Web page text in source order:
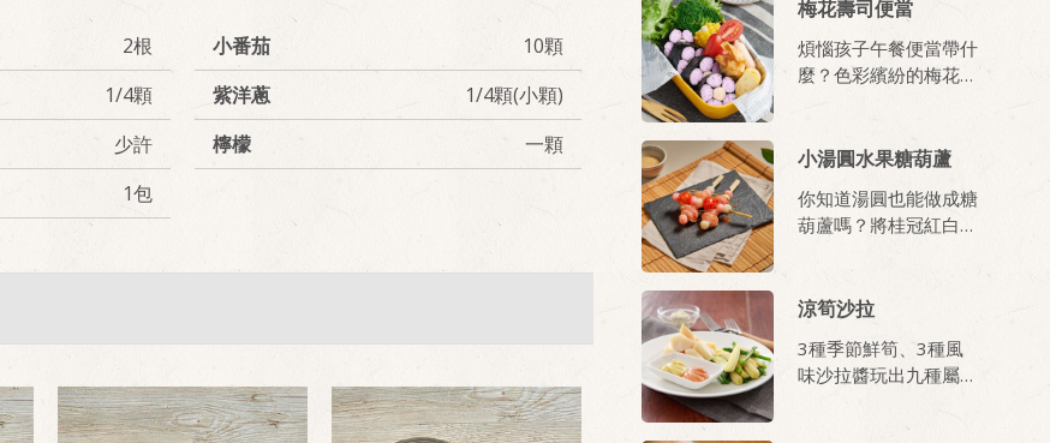
2根 小番茄
10顆
1/4顆 紫洋蔥
1/4顆(小顆)
少許 檸檬
一顆
1包
梅花壽司便當
煩惱孩子午餐便當帶什
麼？色彩繽紛的梅花壽
來好吃，吃起來更美
小寶貝再也不挑食。
小湯圓水果糖葫蘆
你知道湯圓也能做成糖
葫蘆嗎？將桂冠紅白小
滋味在口中！
涼筍沙拉
3種季節鮮筍、3種風
味沙拉醬玩出九種屬於